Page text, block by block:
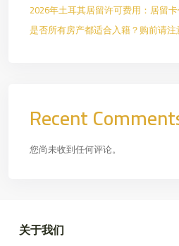
2026年土耳其居留许可费用：居留
是否所有房产都适合入籍？购前请
Recent
您尚未收到任何评论。
关于我们